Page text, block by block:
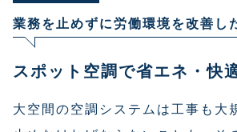
業務を止めずに労働環境を改善し
スポット空調で省エネ・快
大空間の空調システムは工事も大